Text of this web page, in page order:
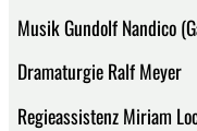
Musik Gundolf Nandico
Dramaturgie Ralf Meyer
Regieassistenz Miriam